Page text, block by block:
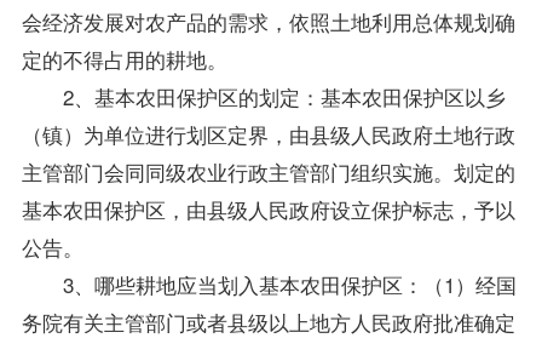
会经济发展对农产品的需求，依照土地利用总体规划确
定的不得占用的耕地。
2、基本农田保护区的划定：基本农田保护区以乡
（镇）为单位进行划区定界，由县级人民政府土地行政
主管部门会同同级农业行政主管部门组织实施。划定的
基本农田保护区，由县级人民政府设立保护标志，予以
公告。
3、哪些耕地应当划入基本农田保护区：（1）经国
务院有关主管部门或者县级以上地方人民政府批准确定